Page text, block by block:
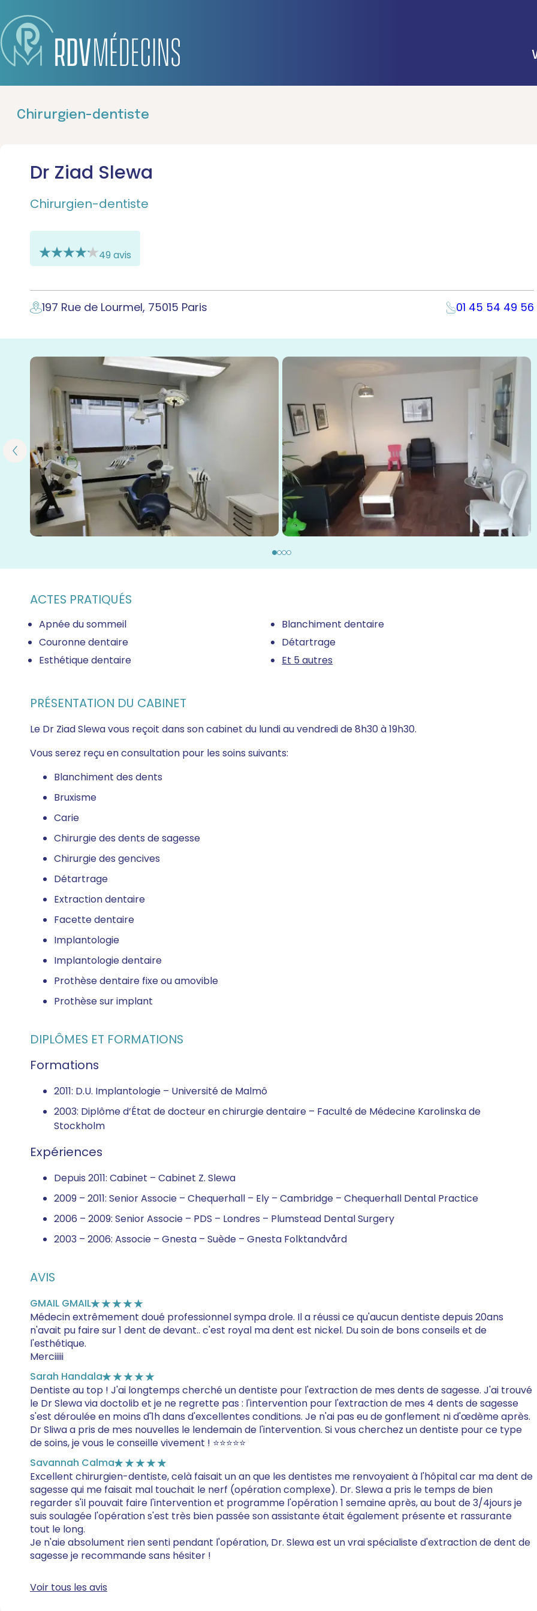
Chirurgien-dentiste
Dr Ziad Slewa
Chirurgien-dentiste
49 avis
197 Rue de Lourmel, 75015 Paris 01 45 54 49 56
ACTES PRATIQUÉS
Apnée du sommeil
Blanchiment dentaire
Couronne dentaire
Détartrage
Esthétique dentaire
Et 5 autres
PRÉSENTATION DU CABINET
Le Dr Ziad Slewa vous reçoit dans son cabinet du lundi au vendredi de 8h30 à 19h30.
Vous serez reçu en consultation pour les soins suivants:
Blanchiment des dents
Bruxisme
Carie
Chirurgie des dents de sagesse
Chirurgie des gencives
Détartrage
Extraction dentaire
Facette dentaire
Implantologie
Implantologie dentaire
Prothèse dentaire fixe ou amovible
Prothèse sur implant
DIPLÔMES ET FORMATIONS
Formations
2011: D.U. Implantologie – Université de Malmô
2003: Diplôme d’État de docteur en chirurgie dentaire – Faculté de Médecine Karolinska de
Stockholm
Expériences
Depuis 2011: Cabinet – Cabinet Z. Slewa
2009 – 2011: Senior Associe – Chequerhall – Ely – Cambridge – Chequerhall Dental Practice
2006 – 2009: Senior Associe – PDS – Londres – Plumstead Dental Surgery
2003 – 2006: Associe – Gnesta – Suède – Gnesta Folktandvård
AVIS
GMAIL GMAIL★★★★★
Médecin extrêmement doué professionnel sympa drole. Il a réussi ce qu'aucun dentiste depuis 20ans
n'avait pu faire sur 1 dent de devant.. c'est royal ma dent est nickel. Du soin de bons conseils et de
l'esthétique.
Merciiiii
Sarah Handala★★★★★
Dentiste au top ! J'ai longtemps cherché un dentiste pour l'extraction de mes dents de sagesse. J'ai trouvé
le Dr Slewa via doctolib et je ne regrette pas : l'intervention pour l'extraction de mes 4 dents de sagesse
s'est déroulée en moins d'1h dans d'excellentes conditions. Je n'ai pas eu de gonflement ni d'œdème après.
Dr Sliwa a pris de mes nouvelles le lendemain de l'intervention. Si vous cherchez un dentiste pour ce type
de soins, je vous le conseille vivement ! ⭐⭐⭐⭐⭐
Savannah Calma★★★★★
Excellent chirurgien-dentiste, celà faisait un an que les dentistes me renvoyaient à l'hôpital car ma dent de
sagesse qui me faisait mal touchait le nerf (opération complexe). Dr. Slewa a pris le temps de bien
regarder s'il pouvait faire l'intervention et programme l'opération 1 semaine après, au bout de 3/4jours je
suis soulagée l'opération s'est très bien passée son assistante était également présente et rassurante
tout le long.
Je n'aie absolument rien senti pendant l'opération, Dr. Slewa est un vrai spécialiste d'extraction de dent de
sagesse je recommande sans hésiter !
Voir tous les avis